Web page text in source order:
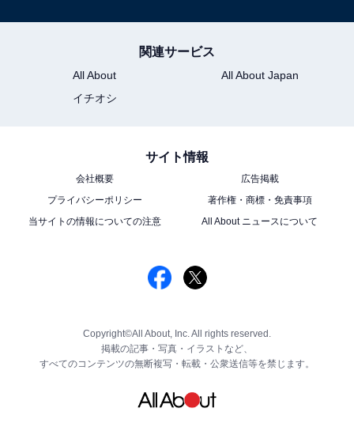
関連サービス
All About
All About Japan
イチオシ
サイト情報
会社概要
広告掲載
プライバシーポリシー
著作権・商標・免責事項
当サイトの情報についての注意
All About ニュースについて
Copyright©All About, Inc. All rights reserved.
掲載の記事・写真・イラストなど、
すべてのコンテンツの無断複写・転載・公衆送信等を禁じます。